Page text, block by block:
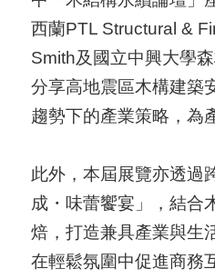
西蘭PTL Structural &
Smith及國立中興大學
分享高地震區木構建築
趨勢下的產業策略，為
此外，本屆展覽亦透過
成・味蕾饗宴」，結合
焙，打造兼具產業與生
在輕鬆氛圍中促進商務